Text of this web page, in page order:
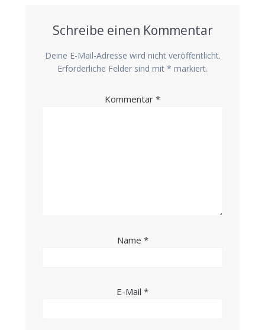
Schreibe einen Kommentar
Deine E-Mail-Adresse wird nicht veröffentlicht.
Erforderliche Felder sind mit * markiert.
Kommentar *
Name *
E-Mail *